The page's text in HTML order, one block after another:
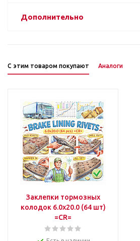
Дополнительно
С этим товаром покупают Аналоги
Заклепки тормозных
колодок 6.0x20.0 (64 шт)
=CR=